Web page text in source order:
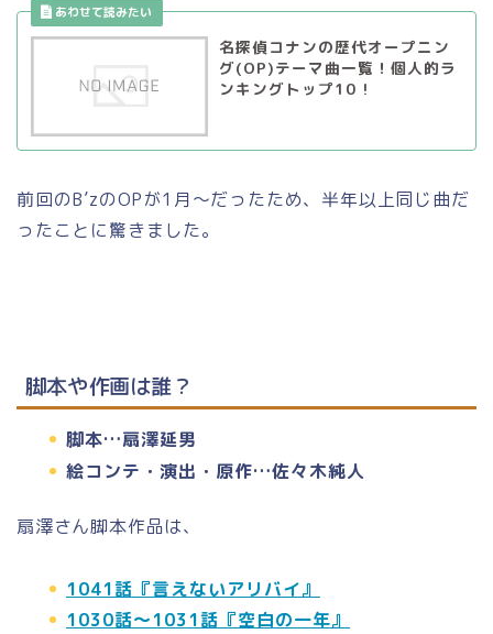
名探偵コナンの歴代オープニン
グ(OP)テーマ曲一覧！個人的ラ
ンキングトップ10 !
前回のB’zのOPが1月～だったため、半年以上同じ曲だ
ったことに驚きました。
脚本や作画は誰？
脚本…扇澤延男
絵コンテ・演出・原作…佐々木純人
扇澤さん脚本作品は、
1041話『言えないアリバイ』
1030話～1031話『空白の一年』